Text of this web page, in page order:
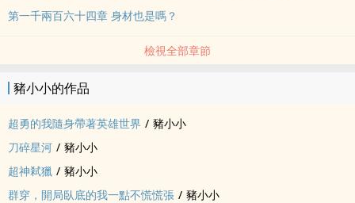
第一千兩百六十四章 身材也是嗎？
檢視全部章節
豬小小的作品
超勇的我隨身帶著英雄世界 / 豬小小
刀碎星河 / 豬小小
超神弒獵 / 豬小小
群穿，開局臥底的我一點不慌慌張 / 豬小小